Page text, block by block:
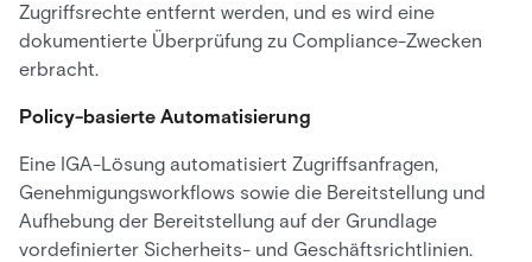
Zugriffsrechte entfernt werden, und es wird eine
dokumentierte Überprüfung zu Compliance-Zwecken
erbracht.
Policy-basierte Automatisierung
Eine IGA-Lösung automatisiert Zugriffsanfragen,
Genehmigungsworkflows sowie die Bereitstellung und
Aufhebung der Bereitstellung auf der Grundlage
vordefinierter Sicherheits- und Geschäftsrichtlinien.